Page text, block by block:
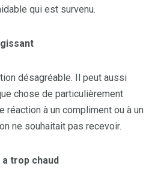
qui est survenu.
désagréable. Il peut aussi
chose de particulièrement
réaction à un compliment ou à un
ne souhaitait pas recevoir.
a trop chaud